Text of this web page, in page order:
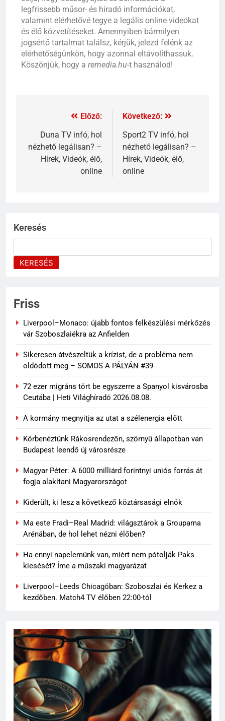
legfrissebb műsor- és híradó információkat,
valamint elérhetővé tegye a legális online videókat
és élő közvetítéseket. Amennyiben bármilyen
jogsértő tartalmat találsz, kérjük, jelezd felénk az
elérhetőségünkön, hogy azonnal eltávolíthassuk.
Köszönjük, hogy a remedia.hu-t használod!
Előző:
Duna TV infó, hol
nézhető legálisan? –
Hírek, Videók, élő,
online
Következő:
Sport2 TV infó, hol
nézhető legálisan? –
Hírek, Videók, élő,
online
Keresés
KERESÉS
Friss
Liverpool–Monaco: újabb fontos felkészülési mérkőzés
vár Szoboszlaiékra az Anfielden
Sikeresen átvészeltük a krízist, de a probléma nem
oldódott meg – SOMOS A PÁLYÁN #39
72 ezer migráns tört be egyszerre a Spanyol kisvárosba
Ceutába | Heti Világhíradó 2026.08.08.
A kormány megnyitja az utat a szélenergia előtt
Körbenéztünk Rákosrendezőn, szörnyű állapotban van
Budapest leendő új városrésze
Magyar Péter: A 6000 milliárd forintnyi uniós forrás át
fogja alakítani Magyarországot
Kiderült, ki lesz a következő köztársasági elnök
Ma este Fradi–Real Madrid: világsztárok a Groupama
Arénában, de hol lehet nézni élőben?
Ha ennyi napelemünk van, miért nem pótolják Paks
kiesését? Íme a műszaki magyarázat
Liverpool–Leeds Chicagóban: Szoboszlai és Kerkez a
kezdőben. Match4 TV élőben 22:00-tól
64
Topi Rönni a Ferencvárosban –
Új lendület a Fradi